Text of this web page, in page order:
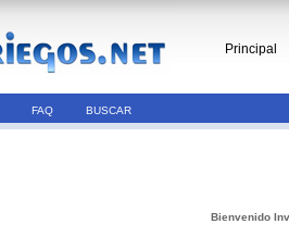
Principal
FAQ BUSCAR
Bienvenido